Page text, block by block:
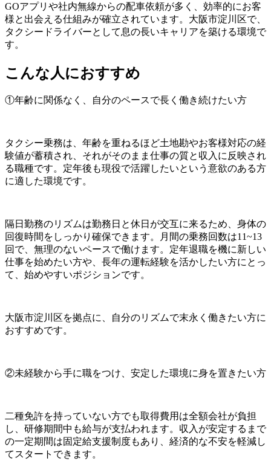
GOアプリや社内無線からの配車依頼が多く、効率的にお客
様と出会える仕組みが確立されています。大阪市淀川区で、
タクシードライバーとして息の長いキャリアを築ける環境で
す。
こんな人におすすめ
①年齢に関係なく、自分のペースで長く働き続けたい方
タクシー乗務は、年齢を重ねるほど土地勘やお客様対応の経
験値が蓄積され、それがそのまま仕事の質と収入に反映され
る職種です。定年後も現役で活躍したいという意欲のある方
に適した環境です。
隔日勤務のリズムは勤務日と休日が交互に来るため、身体の
回復時間をしっかり確保できます。月間の乗務回数は11~13
回で、無理のないペースで働けます。定年退職を機に新しい
仕事を始めたい方や、長年の運転経験を活かしたい方にとっ
て、始めやすいポジションです。
大阪市淀川区を拠点に、自分のリズムで末永く働きたい方に
おすすめです。
②未経験から手に職をつけ、安定した環境に身を置きたい方
二種免許を持っていない方でも取得費用は全額会社が負担
し、研修期間中も給与が支払われます。収入が安定するまで
の一定期間は固定給支援制度もあり、経済的な不安を軽減し
てスタートできます。